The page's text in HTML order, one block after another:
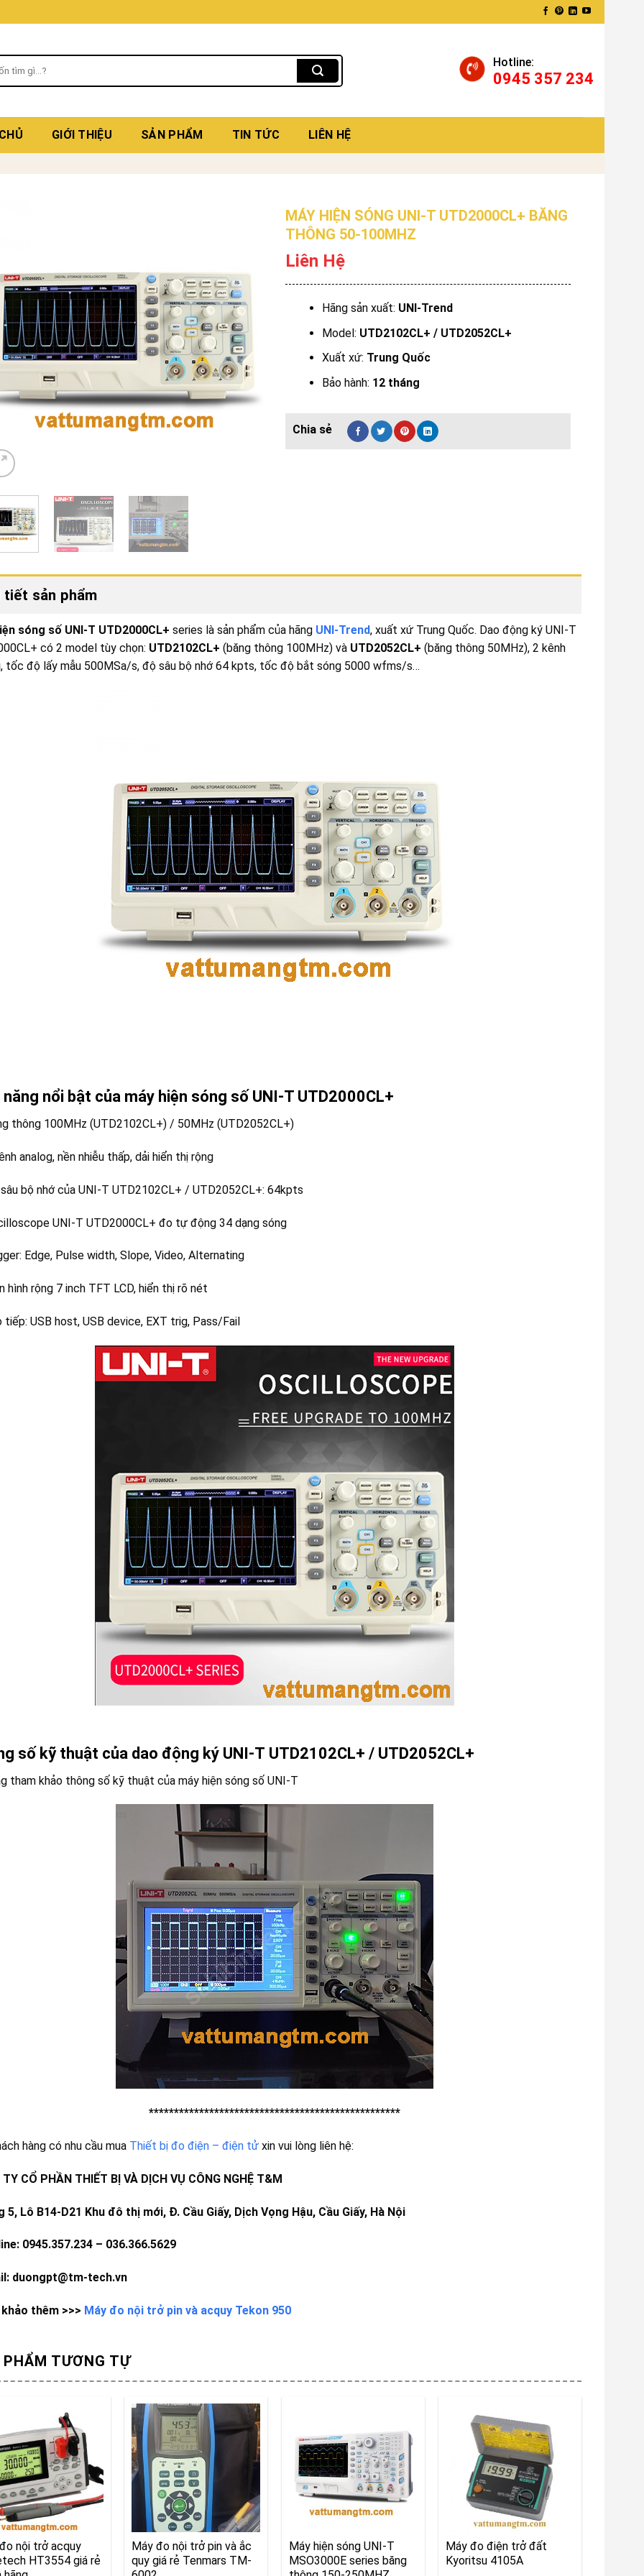
Hotline:
0945 357 234
GIỚI THIỆU SẢN PHẨM TIN TỨC LIÊN HỆ
MÁY HIỆN SÓNG UNI-T UTD2000CL+ BĂNG
THÔNG 50-100MHZ
Liên Hệ
Hãng sản xuất: UNI-Trend
Model: UTD2102CL+ / UTD2052CL+
Xuất xứ: Trung Quốc
Bảo hành: 12 tháng
tiết sản phẩm
sóng số UNI-T UTD2000CL+ series là sản phẩm của hãng UNI-Trend, xuất xứ Trung Quốc. Dao động ký UNI-T
có 2 model tùy chọn: UTD2102CL+ (băng thông 100MHz) và UTD2052CL+ (băng thông 50MHz), 2 kênh
tốc độ lấy mẫu 500MSa/s, độ sâu bộ nhớ 64 kpts, tốc độ bắt sóng 5000 wfms/s…
nổi bật của máy hiện sóng số UNI-T UTD2000CL+
thông 100MHz (UTD2102CL+) / 50MHz (UTD2052CL+)
analog, nền nhiễu thấp, dải hiển thị rộng
bộ nhớ của UNI-T UTD2102CL+ / UTD2052CL+: 64kpts
UNI-T UTD2000CL+ đo tự động 34 dạng sóng
Edge, Pulse width, Slope, Video, Alternating
hình rộng 7 inch TFT LCD, hiển thị rõ nét
tiếp: USB host, USB device, EXT trig, Pass/Fail
số kỹ thuật của dao động ký UNI-T UTD2102CL+ / UTD2052CL+
tham khảo thông số kỹ thuật của máy hiện sóng số UNI-T
**************************************************
hàng có nhu cầu mua Thiết bị đo điện – điện tửxin vui lòng liên hệ:
TY CỔ PHẦN THIẾT BỊ VÀ DỊCH VỤ CÔNG NGHỆ T&M
5, Lô B14-D21 Khu đô thị mới, Đ. Cầu Giấy, Dịch Vọng Hậu, Cầu Giấy, Hà Nội
0945.357.234 – 036.366.5629
duongpt@tm-tech.vn
thêm >>> Máy đo nội trở pin và acquy Tekon 950
PHẨM TƯƠNG TỰ
nội trở acquy
HT3554 giá rẻ
Máy đo nội trở pin và ắc
quy giá rẻ Tenmars TM-
Máy hiện sóng UNI-T
MSO3000E series băng
Máy đo điện trở đất
Kyoritsu 4105A